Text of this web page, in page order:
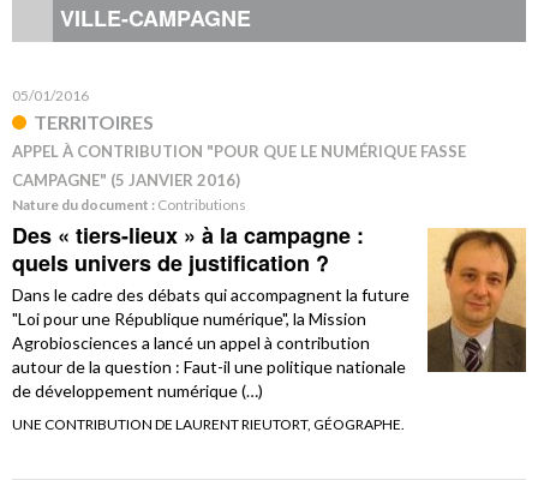
VILLE-CAMPAGNE
05/01/2016
TERRITOIRES
APPEL À CONTRIBUTION "POUR QUE LE NUMÉRIQUE FASSE
CAMPAGNE" (5 JANVIER 2016)
Nature du document : Contributions
Des « tiers-lieux » à la campagne :
quels univers de justification ?
Dans le cadre des débats qui accompagnent la future
"Loi pour une République numérique", la Mission
Agrobiosciences a lancé un appel à contribution
autour de la question : Faut-il une politique nationale
de développement numérique (…)
UNE CONTRIBUTION DE LAURENT RIEUTORT, GÉOGRAPHE.